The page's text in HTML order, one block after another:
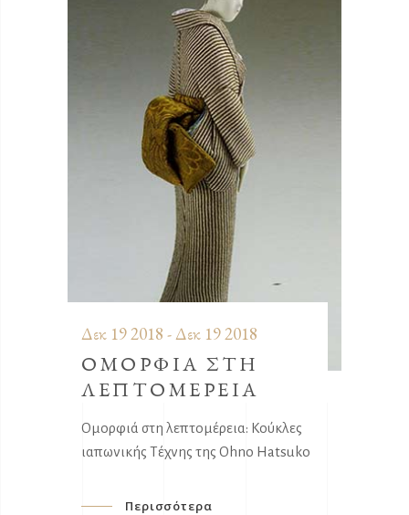
Δεκ 19 2018 - Δεκ 19 2018
ΟΜΟΡΦΙΑ ΣΤΗ
ΛΕΠΤΟΜΕΡΕΙΑ
Ομορφιά στη λεπτομέρεια: Κούκλες
ιαπωνικής Τέχνης της Ohno Hatsuko
Περισσότερα